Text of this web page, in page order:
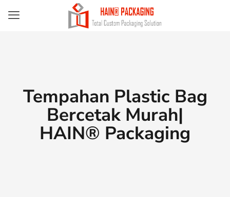
Tempahan Plastic Bag
Bercetak Murah|
HAIN® Packaging